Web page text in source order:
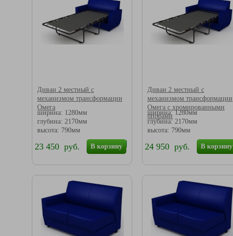
Диван 2 местный с
механизмом трансформации
Омега
ширина: 1280мм
глубина: 2170мм
высота: 790мм
В корзину
23 450 руб.
Диван 2 местный с
механизмом трансформации
Омега с хромированными
опорами
ширина: 1280мм
глубина: 2170мм
высота: 790мм
В корзину
24 950 руб.